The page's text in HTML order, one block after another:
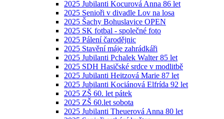
2025 Jubilanti Kocurová Anna 86 let
2025 Senioři v divadle Lov na losa
2025 Šachy Bohuslavice OPEN
2025 SK fotbal - společné foto
2025 Pálení čarodějnic
2025 Stavění máje zahrádkáři
2025 Jubilanti Pchalek Walter 85 let
2025 SDH Hasičské srdce v modlitbě
2025 Jubilanti Heitzová Marie 87 let
2025 Jubilanti Kociánová Elfrída 92 let
2025 ZŠ 60. let pátek
2025 ZŠ 60.let sobota
2025 Jubilanti Theuerová Anna 80 let